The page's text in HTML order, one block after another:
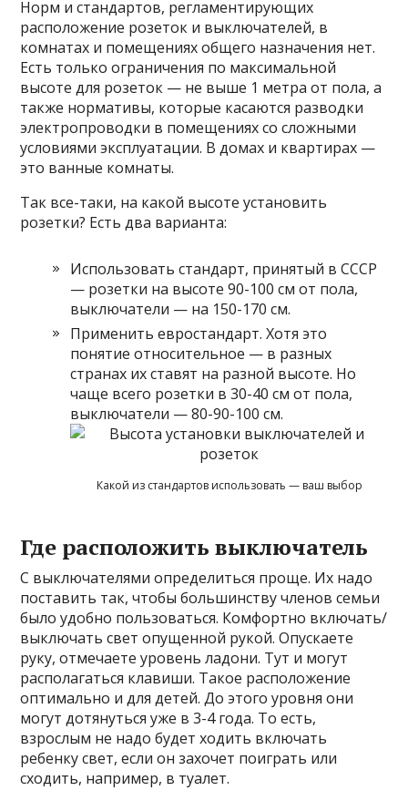
Норм и стандартов, регламентирующих
расположение розеток и выключателей, в
комнатах и помещениях общего назначения нет.
Есть только ограничения по максимальной
высоте для розеток — не выше 1 метра от пола, а
также нормативы, которые касаются разводки
электропроводки в помещениях со сложными
условиями эксплуатации. В домах и квартирах —
это ванные комнаты.
Так все-таки, на какой высоте установить
розетки? Есть два варианта:
Использовать стандарт, принятый в СССР
— розетки на высоте 90-100 см от пола,
выключатели — на 150-170 см.
Применить евростандарт. Хотя это
понятие относительное — в разных
странах их ставят на разной высоте. Но
чаще всего розетки в 30-40 см от пола,
выключатели — 80-90-100 см.
Какой из стандартов использовать — ваш выбор
Где расположить выключатель
С выключателями определиться проще. Их надо
поставить так, чтобы большинству членов семьи
было удобно пользоваться. Комфортно включать/
выключать свет опущенной рукой. Опускаете
руку, отмечаете уровень ладони. Тут и могут
располагаться клавиши. Такое расположение
оптимально и для детей. До этого уровня они
могут дотянуться уже в 3-4 года. То есть,
взрослым не надо будет ходить включать
ребенку свет, если он захочет поиграть или
сходить, например, в туалет.